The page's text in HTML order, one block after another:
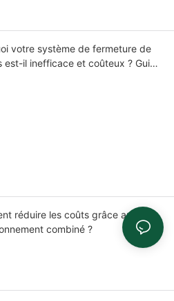
votre système de fermeture de
est-il inefficace et coûteux ? Guide
réduire les coûts grâce au
combiné ?